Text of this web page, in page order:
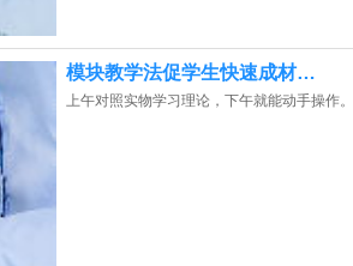
模块教学法促学生快速成材…
上午对照实物学习理论，下午就能动手操